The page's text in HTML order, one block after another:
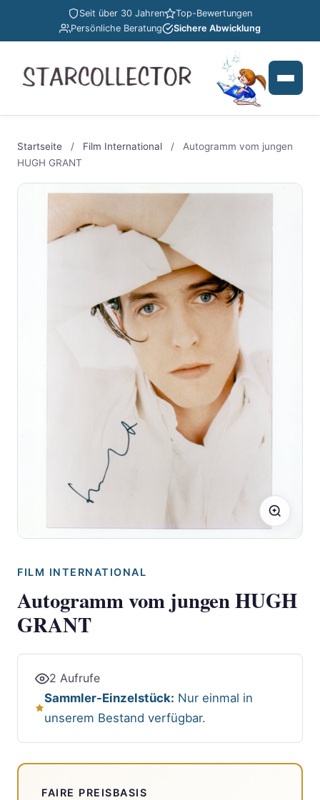
Seit über 30 Jahren
Top-Bewertungen
Persönliche Beratung
Sichere Abwicklung
Startseite / Film International /
Autogramm vom jungen
HUGH GRANT
FILM INTERNATIONAL
Autogramm vom jungen HUGH
GRANT
2 Aufrufe
Sammler-Einzelstück: Nur einmal in
unserem Bestand verfügbar.
FAIRE PREISBASIS